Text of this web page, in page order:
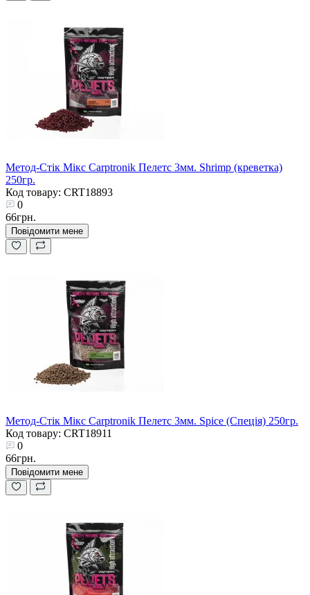
Метод-Стік Мікс Carptronik Пелетс 3мм. Shrimp (креветка)
250гр.
Код товару: CRT18893
0
66грн.
Повідомити мене
Метод-Стік Мікс Carptronik Пелетс 3мм. Spice (Спеція) 250гр.
Код товару: CRT18911
0
66грн.
Повідомити мене